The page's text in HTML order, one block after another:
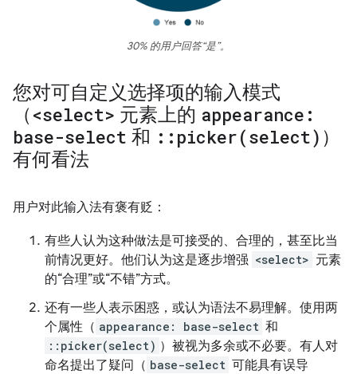
30% 的用户回答“是”。
您对可自定义选择项的输入模式
（<select> 元素上的 appearance:
base-select 和 :: picker(select) ）
有何看法
用户对此输入法有褒有贬：
有些人认为这种做法是可接受的、合理的，甚至比当
前情况更好。他们认为这是逐步增强 <select> 元素
的“合理”或“不错”方式。
还有一些人表示困惑，或认为语法不易理解。使用两
个属性（ appearance: base-select 和
::picker(select) ）被视为多余或不必要。有人对
命名提出了疑问（ base-select 可能具有误导